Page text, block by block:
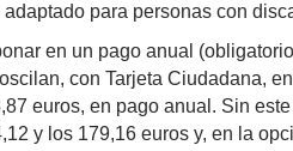
para personas con
en un pago anual
con Tarjeta Ciudadana,
euros, en pago anual. Sin
y los 179,16 euros y, en la